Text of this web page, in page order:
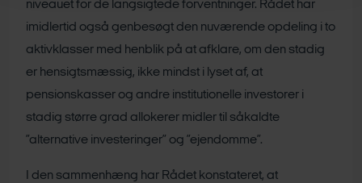
niveauet for de langsigtede forventninger. Rådet har
imidlertid også genbesøgt den nuværende opdeling i to
aktivklasser med henblik på at afklare, om den stadig
er hensigtsmæssig, ikke mindst i lyset af, at
pensionskasser og andre institutionelle investorer i
stadig større grad allokerer midler til såkaldte
”alternative investeringer” og ”ejendomme”.
I den sammenhæng har Rådet konstateret, at